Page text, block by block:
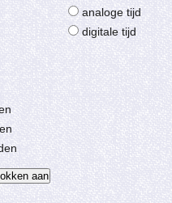
analoge tijd
digitale tijd